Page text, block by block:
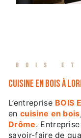
BOIS ET
cuisine en bois à
L’entreprise BOIS
en cuisine en bois
Drôme.
savoir-faire de